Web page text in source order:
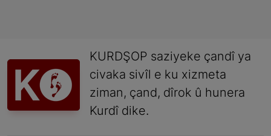
KURDŞOP saziyeke çandî ya
civaka sivîl e ku xizmeta
ziman, çand, dîrok û hunera
Kurdî dike.